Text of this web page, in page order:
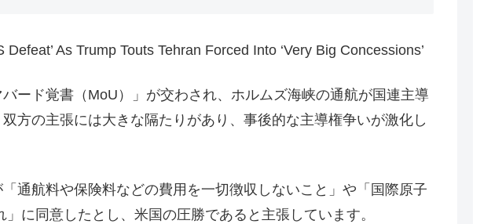
Defeat’ As Trump Touts Tehran Forced Into ‘Very Big Concessions’
ード覚書（MoU）」が交わされ、ホルムズ海峡の通航が国連主導
方の主張には大きな隔たりがあり、事後的な主導権争いが激化し
通航料や保険料などの費用を一切徴収しないこと」や「国際原子
に同意したとし、米国の圧勝であると主張しています。